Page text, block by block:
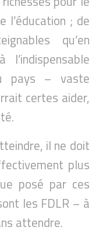
l’éducation ; de
qu’en
pays – vaste
certes aider,
il ne doit
plus
posé par ces
les FDLR – à
attendre.